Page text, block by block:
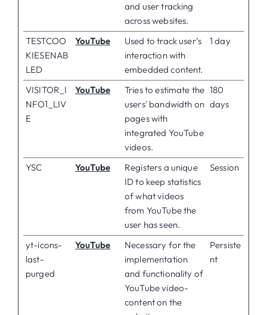
and user tracking
across websites.
TESTCOO
KIESENAB
LED
YouTube
Used to track user’s
interaction with
embedded content.
1 day
VISITOR_I
NFO1_LIV
E
YouTube
Tries to estimate the
users' bandwidth on
pages with
integrated YouTube
videos.
180
days
YSC YouTube
Registers a unique
ID to keep statistics
of what videos
from YouTube the
user has seen.
Session
yt-icons-
last-
purged
YouTube
Necessary for the
implementation
and functionality of
YouTube video-
content on the
Persiste
nt